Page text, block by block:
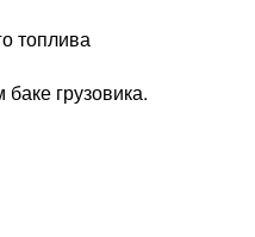
топлива
грузовика.